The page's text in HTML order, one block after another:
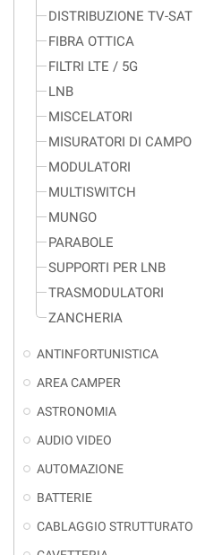
DISTRIBUZIONE TV-SAT
FIBRA OTTICA
FILTRI LTE / 5G
LNB
MISCELATORI
MISURATORI DI CAMPO
MODULATORI
MULTISWITCH
MUNGO
PARABOLE
SUPPORTI PER LNB
TRASMODULATORI
ZANCHERIA
ANTINFORTUNISTICA
AREA CAMPER
ASTRONOMIA
AUDIO VIDEO
AUTOMAZIONE
BATTERIE
CABLAGGIO STRUTTURATO